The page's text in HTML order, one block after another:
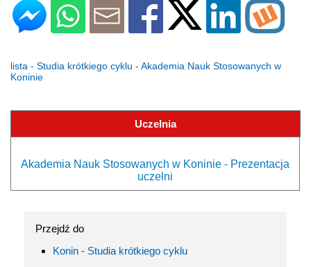
lista - Studia krótkiego cyklu - Akademia Nauk Stosowanych w
Koninie
Uczelnia
Akademia Nauk Stosowanych w Koninie - Prezentacja
uczelni
Przejdź do
Konin - Studia krótkiego cyklu